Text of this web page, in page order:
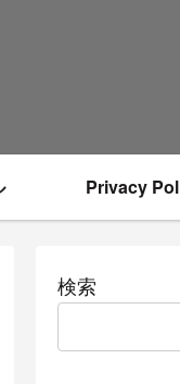
Privacy
検索